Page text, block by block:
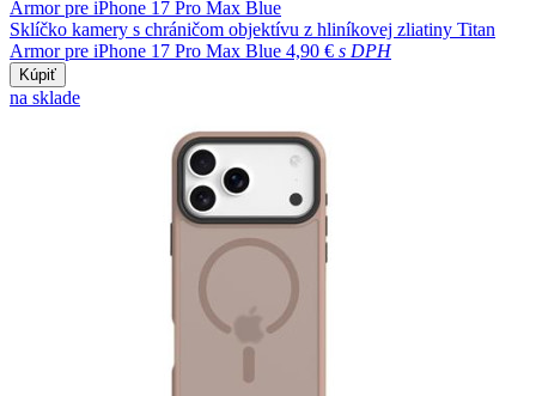
Sklíčko kamery s chráničom objektívu z hliníkovej zliatiny Titan
Armor pre iPhone 17 Pro Max Blue 4,90 € s DPH
Kúpiť
na sklade